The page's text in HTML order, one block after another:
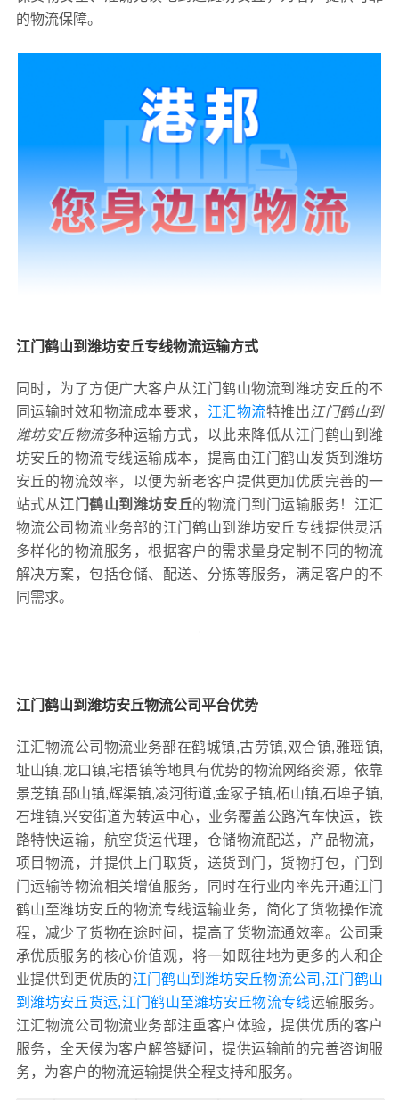
的物流保障。
江门鹤山到潍坊安丘专线物流运输方式
同时，为了方便广大客户从江门鹤山物流到潍坊安丘的不
同运输时效和物流成本要求， 江汇物流特推出江门鹤山到
潍坊安丘物流多种运输方式，以此来降低从江门鹤山到潍
坊安丘的物流专线运输成本，提高由江门鹤山发货到潍坊
安丘的物流效率，以便为新老客户提供更加优质完善的一
站式从江门鹤山到潍坊安丘的物流门到门运输服务！江汇
物流公司物流业务部的江门鹤山到潍坊安丘专线提供灵活
多样化的物流服务，根据客户的需求量身定制不同的物流
解决方案，包括仓储、配送、分拣等服务，满足客户的不
同需求。
江门鹤山到潍坊安丘物流公司平台优势
江汇物流公司物流业务部在鹤城镇,古劳镇,双合镇,雅瑶镇,
址山镇,龙口镇,宅梧镇等地具有优势的物流网络资源，依靠
景芝镇,郚山镇,辉渠镇,凌河街道,金冢子镇,柘山镇,石埠子镇,
石堆镇,兴安街道为转运中心，业务覆盖公路汽车快运，铁
路特快运输，航空货运代理，仓储物流配送，产品物流，
项目物流，并提供上门取货，送货到门，货物打包，门到
门运输等物流相关增值服务，同时在行业内率先开通江门
鹤山至潍坊安丘的物流专线运输业务，简化了货物操作流
程，减少了货物在途时间，提高了货物流通效率。公司秉
承优质服务的核心价值观，将一如既往地为更多的人和企
业提供到更优质的江门鹤山到潍坊安丘物流公司,江门鹤山
到潍坊安丘货运,江门鹤山至潍坊安丘物流专线运输服务。
江汇物流公司物流业务部注重客户体验，提供优质的客户
服务，全天候为客户解答疑问，提供运输前的完善咨询服
务，为客户的物流运输提供全程支持和服务。